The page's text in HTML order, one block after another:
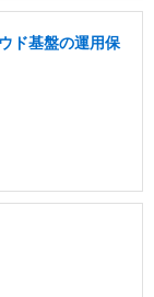
ド基盤の運用保